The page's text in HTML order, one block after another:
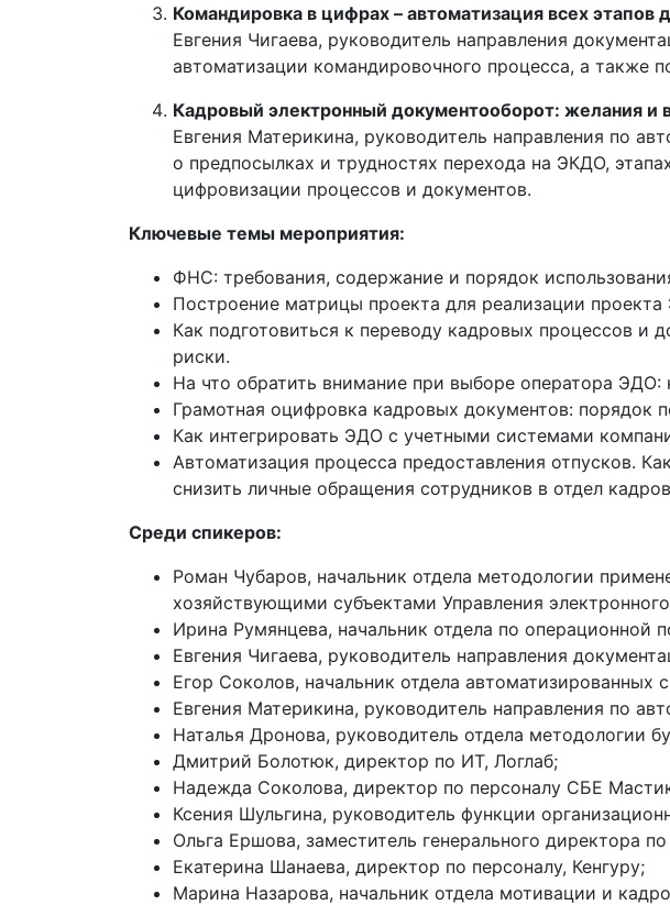
Командировка в цифрах – автоматизация всех этапов
Евгения Чигаева, руководитель направления
автоматизации командировочного процесса, а также
Кадровый электронный документооборот: желания и
Евгения Материкина, руководитель направления по
о предпосылках и трудностях перехода на ЭКДО,
цифровизации процессов и документов.
Ключевые темы мероприятия:
ФНС: требования, содержание и порядок
Построение матрицы проекта для реализации
Как подготовиться к переводу кадровых процессов
риски.
На что обратить внимание при выборе оператора
Грамотная оцифровка кадровых документов: порядок
Как интегрировать ЭДО с учетными системами
Автоматизация процесса предоставления отпусков.
снизить личные обращения сотрудников в отдел
Среди спикеров:
Роман Чубаров, начальник отдела методологии
хозяйствующими субъектами Управления
Ирина Румянцева, начальник отдела по
Евгения Чигаева, руководитель направления
Егор Соколов, начальник отдела автоматизированных
Евгения Материкина, руководитель направления по
Наталья Дронова, руководитель отдела методологии
Дмитрий Болотюк, директор по ИТ, Логлаб;
Надежда Соколова, директор по персоналу СБЕ
Ксения Шульгина, руководитель функции
Ольга Ершова, заместитель генерального директора
Екатерина Шанаева, директор по персоналу, Кенгуру;
Марина Назарова, начальник отдела мотивации и